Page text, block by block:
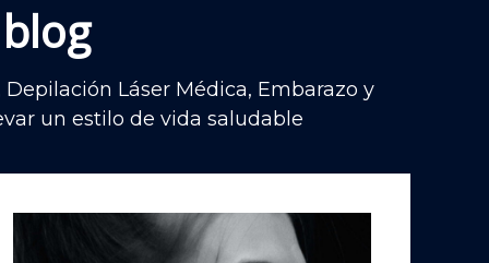
Láser Médica, Embarazo y
un estilo de vida saludable